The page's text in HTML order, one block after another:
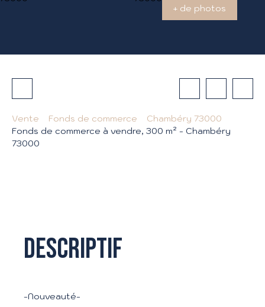
+ de photos
Vente Fonds de commerce
Chambéry 73000
Fonds de commerce à vendre, 300 m² - Chambéry
73000
Descriptif
-Nouveauté-